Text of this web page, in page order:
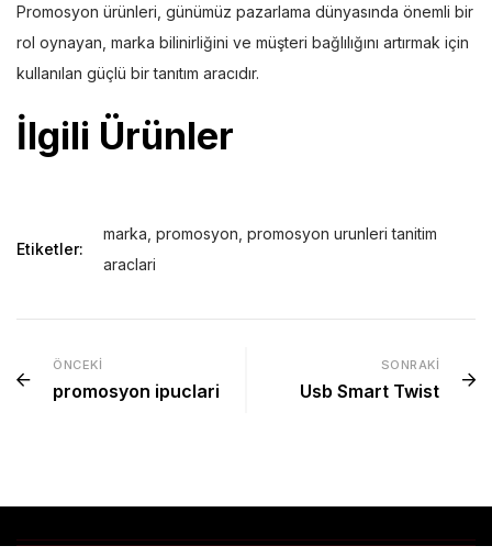
Promosyon ürünleri, günümüz pazarlama dünyasında önemli bir
rol oynayan, marka bilinirliğini ve müşteri bağlılığını artırmak için
kullanılan güçlü bir tanıtım aracıdır.
İlgili Ürünler
Etiketler:
marka promosyon promosyon urunleri tanitim
araclari
ÖNCEKI
promosyon ipuclari
SONRAKI
Usb Smart Twist